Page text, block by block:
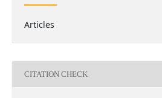
Articles
CITATION CHECK